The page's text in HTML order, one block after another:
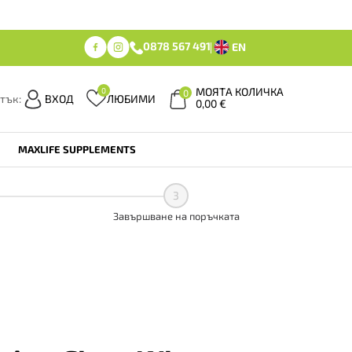
0878 567 491 EN
ВХОД
0
ЛЮБИМИ 0
МОЯТА КОЛИЧКА
0,00€
MAXLIFE SUPPLEMENTS
3
Завършване на поръчката